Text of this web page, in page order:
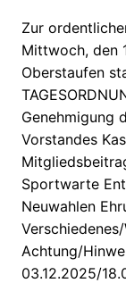
Zur
Mittwoch, den
Oberstaufen
Genehmigung
Vorstandes
Sportwarte
Neuwahlen
Achtung/
03.12.2025/